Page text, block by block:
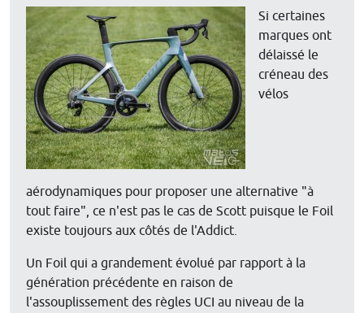
Si certaines
marques ont
délaissé le
créneau des
vélos
aérodynamiques pour proposer une alternative "à
tout faire", ce n'est pas le cas de Scott puisque le Foil
existe toujours aux côtés de l'Addict.
Un Foil qui a grandement évolué par rapport à la
génération précédente en raison de
l'assouplissement des règles UCI au niveau de la